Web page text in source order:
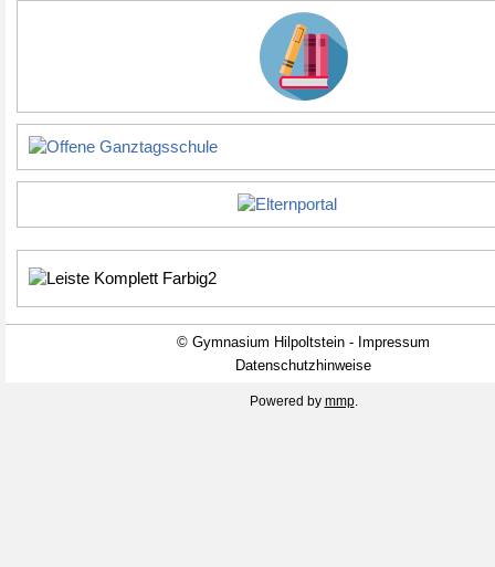
© Gymnasium Hilpoltstein - Impressum
Datenschutzhinweise
Powered by mmp.